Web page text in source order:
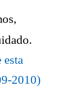
esta
2010)